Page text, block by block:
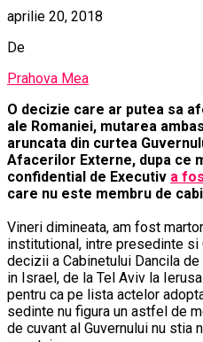
aprilie 20, 2018
De
Prahova Mea
O decizie care ar putea sa
ale Romaniei, mutarea
aruncata din curtea
Afacerilor Externe, dupa ce
confidential de Executiv a
care nu este membru de
Vineri dimineata, am fost
institutional, intre presedinte si
decizii a Cabinetului Dancila
in Israel, de la Tel Aviv la
pentru ca pe lista actelor
sedinte nu figura un astfel de
de cuvant al Guvernului nu stia